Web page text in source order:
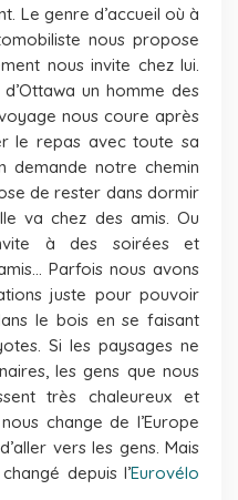
Le genre d’accueil où à
nous propose
nous invite chez lui.
un homme des
nous coure après
le repas avec toute sa
demande notre chemin
de rester dans dormir
va chez des amis. Ou
à des soirées et
Parfois nous avons
juste pour pouvoir
le bois en se faisant
Si les paysages ne
les gens que nous
très chaleureux et
change de l’Europe
vers les gens. Mais
depuis l’Eurovélo